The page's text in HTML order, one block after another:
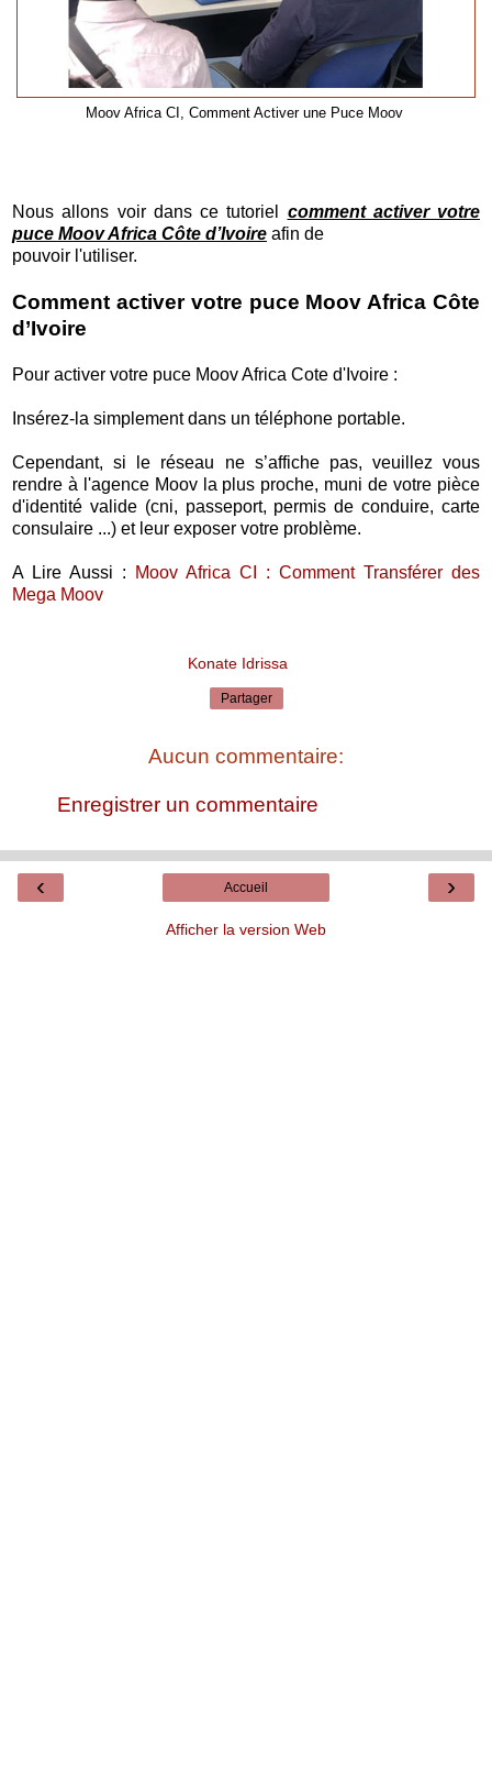
Moov Africa CI, Comment Activer une Puce Moov
Nous allons voir dans ce tutoriel comment activer votre
puce Moov Africa Côte d’Ivoire afin de
pouvoir l'utiliser.
Comment activer votre puce Moov Africa Côte
d’Ivoire
Pour activer votre puce Moov Africa Cote d'Ivoire :
Insérez-la simplement dans un téléphone portable.
Cependant, si le réseau ne s’affiche pas, veuillez vous
rendre à l'agence Moov la plus proche, muni de votre pièce
d'identité valide (cni, passeport, permis de conduire, carte
consulaire ...) et leur exposer votre problème.
A Lire Aussi :
Moov Africa CI : Comment Transférer des
Mega Moov
Konate Idrissa
Partager
Aucun commentaire:
Enregistrer un commentaire
‹ ›
Accueil
Afficher la version Web